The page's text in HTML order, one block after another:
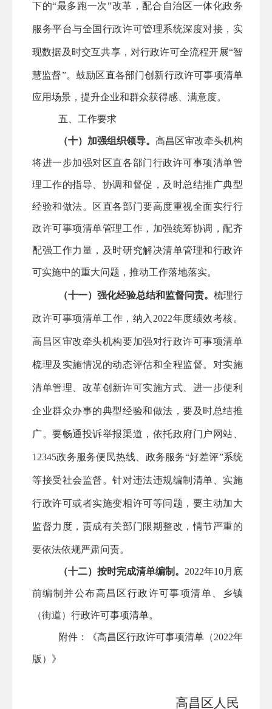
下的“最多跑一次”改革， 配合 自治区一体化政务
服务平台与全国行政许可管理系统深度对接，实
现数据及时交互共享，对行政许可全流程开展“智
慧监督”。鼓励区直各部门创新行政许可事项清单
应用场景，提升企业和群众获得感、满意度。
五、工作要求
（十）加强组织领导。 高昌区审改牵头机构
将进一步加强对区直各部门行政许可事项清单管
理工作的指导、协调和督促，及时总结推广典型
经验和做法。 区直各部门要高度重视全面实行行
政许可事项清单管理工作，加强统筹协调，配齐
配强工作力量，及时研究解决清单管理和行政许
可实施中的重大问题，推动工作落地落实。
（十一）强化经验总结和监督问责。 梳理行
政许可事项清单工作，纳入 2022年度绩效考核。
高昌区审改牵头机构要加强对行政许可事项清单
梳理及实施情况的动态评估和全程监督。对实施
清单管理、改革创新许可实施方式、进一步便利
企业群众办事的典型经验和做法，要及时总结推
广。要畅通投诉举报渠道，依托政府门户网站、
12345政务服务便民热线、政务服务“好差评”系统
等接受社会监督。针对违法违规编制清单、实施
行政许可或者实施变相许可等问题，要主动加大
监督力度，责成有关部门限期整改，情节严重的
要依法依规严肃问责。
（十二）按时完成清单编制。 2022年10月底
前编制并公布高昌区行政许可事项清单 乡镇
（街道）行政许可事项清单。
附件：《高昌区行政许可事项清单（2022年
版）》
高昌区人民